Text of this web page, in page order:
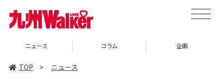
toggle
ニュース コラム 企画
TOP > ニュース